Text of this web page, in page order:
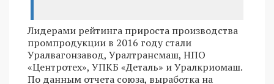
Лидерами рейтинга прироста производства
промпродукции в 2016 году стали
Уралвагонзавод, Уралтрансмаш, НПО
«Центротех», УПКБ «Деталь» и Уралкриомаш.
По данным отчета союза, выработка на